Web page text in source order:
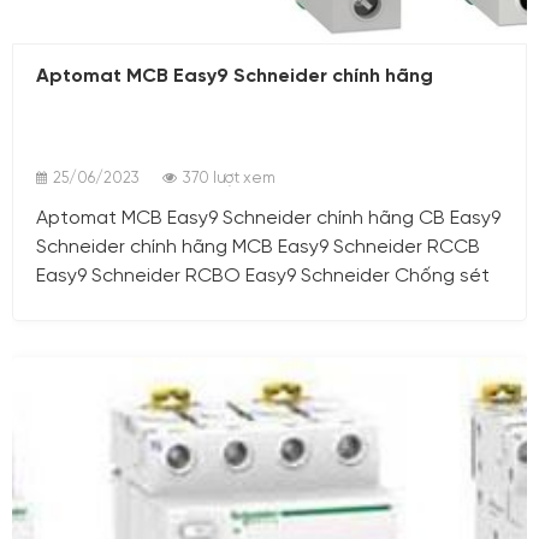
Aptomat MCB Easy9 Schneider chính hãng
25/06/2023 370 lượt xem
Aptomat MCB Easy9 Schneider chính hãng CB Easy9
Schneider chính hãng MCB Easy9 Schneider RCCB
Easy9 Schneider RCBO Easy9 Schneider Chống sét
Aptomat MCB Easy9 Schneider Aptomat chống giật
RCCB Easy9 Schneider Aptomat chống giật RCBO
Easy9 Schneider Chống sét lan truyền SPD Easy9
Schneider